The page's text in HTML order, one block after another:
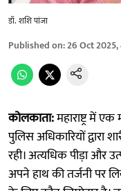
डॉ. शशि पांजा
Published on:26 Oct
कोलकाता:महाराष्ट्र में
पुलिस अधिकारियों द्वारा
रही। अत्यधिक पीड़ा और
अपने हाथ की तर्जनी पर